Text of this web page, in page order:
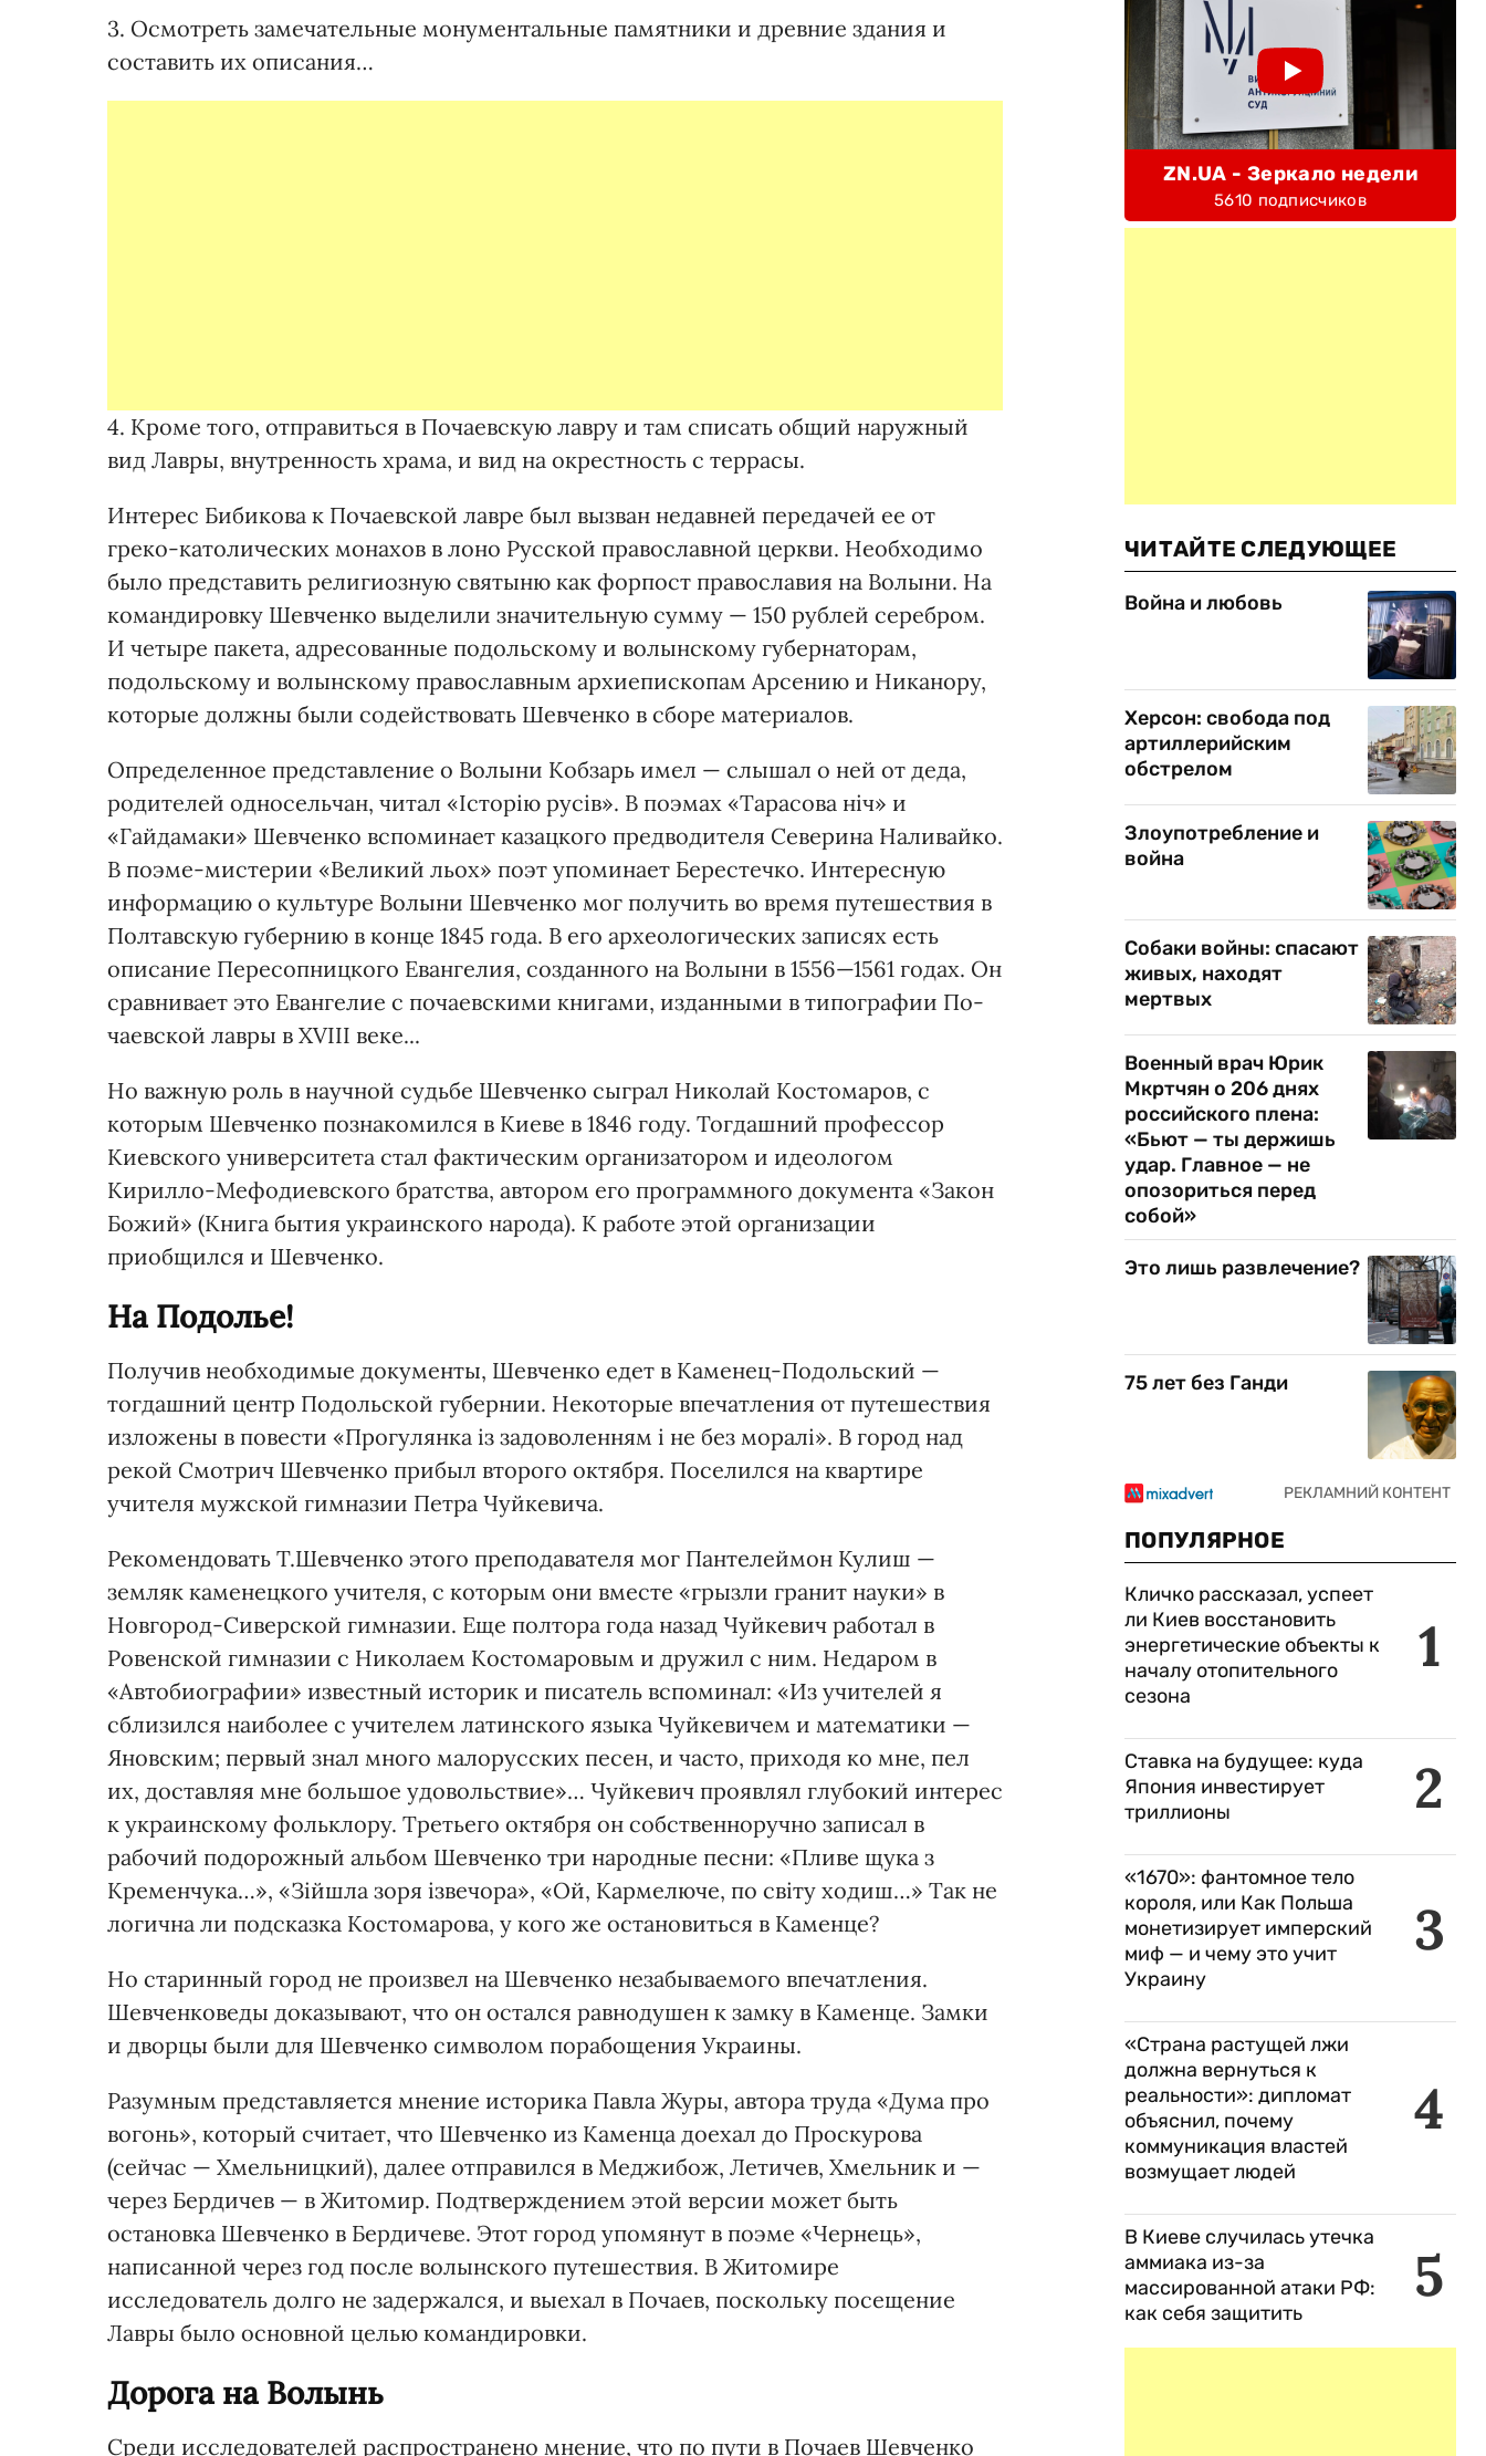
3. Осмотреть замечательные монументальные памятники и древние здания и
составить их описания…
4. Кроме того, отправиться в Почаевскую лавру и там списать общий наружный
вид Лавры, внутренность храма, и вид на окрестность с террасы.
Интерес Бибикова к Почаев­ской лавре был вызван недавней передачей ее от
греко-католических монахов в лоно Русской православной церкви. Необходимо
было представить религиозную святыню как форпост православия на Волыни. На
командировку Шевченко выделили значительную сумму — 150 рублей серебром.
И четыре пакета, адресованные подольскому и волынскому губернаторам,
подольскому и волынскому православным архиепископам Арсению и Никано­ру,
которые должны были содейст­вовать Шевченко в сборе материалов.
Определенное представление о Волыни Кобзарь имел — слышал о ней от деда,
родителей односельчан, читал «Історію русів». В поэмах «Тарасова ніч» и
«Гайдамаки» Шевченко вспоминает казацкого предводителя Се­верина Наливайко.
В поэме-мистерии «Великий льох» поэт упоминает Берестечко. Интересную
информацию о культуре Во­лыни Шевчен­ко мог получить во время путешествия в
Полтавскую губер­нию в конце 1845 года. В его архео­логических записях есть
описа­ние Пересопницкого Еван­гелия, созданного на Волыни в 1556—1561 годах. Он
сравнивает это Евангелие с почаевскими книгами, изданными в типографии По­
чаевской лавры в XVIII веке...
Но важную роль в научной судьбе Шевченко сыграл Нико­лай Костомаров, с
которым Шевченко познакомился в Киеве в 1846 году. Тогдашний профессор
Киевского университета стал фактическим организатором и идеологом
Кирилло-Мефодиев­ского братства, автором его программного документа «Закон
Бо­жий» (Книга бытия украинского народа). К работе этой организации
приобщился и Шевченко.
На Подолье!
Получив необходимые документы, Шевченко едет в Каменец-Подольский —
тогдашний центр Подольской губернии. Некоторые впечатления от путешествия
изложены в повести «Прогулянка із задоволенням і не без моралі». В город над
рекой Смотрич Шевченко прибыл второго октября. По­селился на квартире
учителя мужской гимназии Петра Чуйкевича.
Рекомендовать Т.Шевченко этого преподавателя мог Пантелей­мон Кулиш —
земляк каменецкого учителя, с которым они вместе «грызли гранит науки» в
Новгород-Сиверской гимназии. Еще полтора года назад Чуйкевич работал в
Ровенской гимназии с Николаем Костомаровым и дружил с ним. Недаром в
«Автобиографии» известный историк и писатель вспоминал: «Из учителей я
сблизился наиболее с учителем латинского языка Чуйкевичем и математики —
Яновским; первый знал много малорусских песен, и часто, приходя ко мне, пел
их, доставляя мне большое удовольствие»… Чуйкевич проявлял глубокий интерес
к украинскому фольклору. Третьего октября он собственноручно записал в
рабочий подорожный альбом Шевченко три народные песни: «Пливе щука з
Кременчука…», «Зійшла зоря ізвечора», «Ой, Кармелюче, по світу ходиш…» Так не
логична ли подсказка Костомарова, у кого же остановиться в Каменце?
Но старинный город не произвел на Шевченко незабываемого впечатления.
Шевченковеды доказывают, что он остался равнодушен к замку в Каменце. Замки
и дворцы были для Шевченко символом порабощения Украины.
Разумным представляется мне­ние историка Павла Журы, автора труда «Дума про
вогонь», который считает, что Шевченко из Каменца доехал до Проскурова
(сейчас — Хмельницкий), далее отправился в Меджибож, Лети­чев, Хмельник и —
через Бердичев — в Житомир. Подтверждением этой версии может быть
остановка Шевченко в Бердичеве. Этот город упомянут в поэме «Чернець»,
написанной через год после волынского путешествия. В Жи­томире
исследователь долго не задержался, и выехал в Почаев, поскольку посещение
Лавры было основной целью командировки.
Дорога на Волынь
Среди исследователей распространено мнение, что по пути в Почаев Шевченко
ZN.UA - Зеркало недели
5610 подписчиков
ЧИТАЙТЕ СЛЕДУЮЩЕЕ
Война и любовь
Херсон: свобода под
артиллерийским
обстрелом
Злоупотребление и
война
Собаки войны: спасают
живых, находят
мертвых
Военный врач Юрик
Мкртчян о 206 днях
российского плена:
«Бьют — ты держишь
удар. Главное — не
опозориться перед
собой»
Это лишь развлечение?
75 лет без Ганди
ПОПУЛЯРНОЕ
1
Кличко рассказал, успеет
ли Киев восстановить
энергетические объекты к
началу отопительного
сезона
2
Ставка на будущее: куда
Япония инвестирует
триллионы
3
«1670»: фантомное тело
короля, или Как Польша
монетизирует имперский
миф — и чему это учит
Украину
4
«Страна растущей лжи
должна вернуться к
реальности»: дипломат
объяснил, почему
коммуникация властей
возмущает людей
5
В Киеве случилась утечка
аммиака из-за
массированной атаки РФ:
как себя защитить